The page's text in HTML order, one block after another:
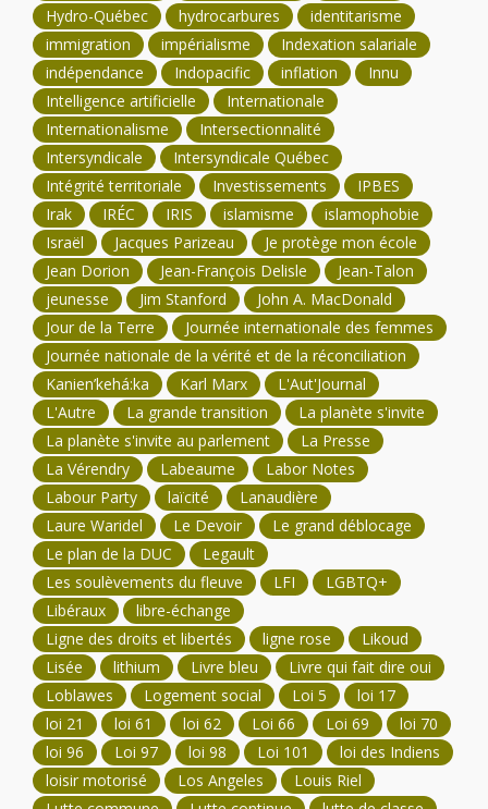
Hydro-Québec
hydrocarbures
identitarisme
immigration
impérialisme
Indexation salariale
indépendance
Indopacific inflation
Innu
Intelligence artificielle
Internationale
Internationalisme
Intersectionnalité
Intersyndicale
Intersyndicale Québec
Intégrité territoriale
Investissements
IPBES
Irak
IRÉC IRIS islamisme
islamophobie
Israël
Jacques Parizeau
Je protège mon école
Jean Dorion
Jean-François Delisle
Jean-Talon
jeunesse
Jim Stanford
John A. MacDonald
Jour de la Terre
Journée internationale des femmes
Journée nationale de la vérité et de la réconciliation
Kanien’kehá:ka
Karl Marx
L'Aut'Journal
L'Autre
La grande transition
La planète s'invite
La planète s'invite au parlement
La Presse
La Vérendry
Labeaume
Labor Notes
Labour Party
laïcité
Lanaudière
Laure Waridel
Le Devoir
Le grand déblocage
Le plan de la DUC
Legault
Les soulèvements du fleuve
LFI
LGBTQ+
Libéraux
libre-échange
Ligne des droits et libertés
ligne rose
Likoud
Lisée
lithium Livre bleu
Livre qui fait dire oui
Loblawes
Logement social Loi 5
loi 17
loi 21
loi 61 loi 62 Loi 66 Loi 69
loi 70
loi 96
Loi 97 loi 98 Loi 101
loi des Indiens
loisir motorisé
Los Angeles
Louis Riel